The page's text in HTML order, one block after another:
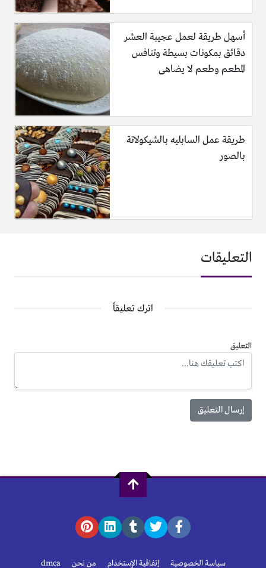
أسهل طريقة لعمل عجيبة العشر
دقائق بمكونات بسيطة وتنافس
المطعم وطعم لا يضاهى
طريقة عمل السابليه بالشيكولاتة
بالصور
التعليقات
اترك تعليقاً
التعليق
سياسة الخصوصية إتفاقية الإستخدام من نحن dmca